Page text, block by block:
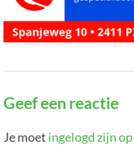
Geef een reactie
Je moet ingelogd zijn op